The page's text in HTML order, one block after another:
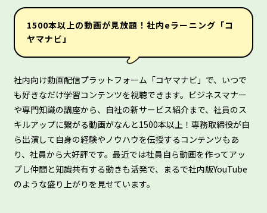
1500本以上の動画が見放題！社内eラーニング「コ
ヤマナビ」
社内向け動画配信プラットフォーム「コヤマナビ」で、いつで
も好きなだけ学習コンテンツを視聴できます。ビジネスマナー
や専門知識の講座から、自社の新サービス紹介まで、社員のス
キルアップに繋がる動画がなんと1500本以上！専務取締役が自
ら出演して自身の経験やノウハウを伝授するコンテンツもあ
り、社員から大好評です。最近では社員自ら動画を作ってアッ
プし仲間と知識共有する動きも活発で、まるで社内版YouTube
のような盛り上がりを見せています。